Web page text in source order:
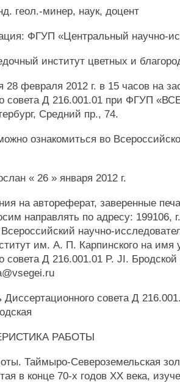
геол.-минер, наук, доцент
ФГУП «Центральный научно-
институт цветных и
28 февраля 2012 г. в 15 часов на
совета Д 216.001.01 при ФГУП
Средний пр., 74.
ознакомиться во
« 26 » января 2012 г.
на автореферат, заверенные
направлять по адресу: 199106,
научно-
им. А. П. Карпинского на имя
совета Д 216.001.01 P. JI.
Диссертационного совета Д
РАБОТЫ
Таймыро-Североземельская
в конце 70-х годов XX века,